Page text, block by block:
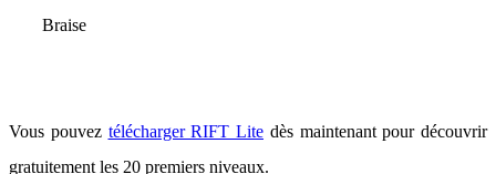
Braise
Vous pouvez télécharger RIFT Lite dès maintenant pour découvrir
gratuitement les 20 premiers niveaux.